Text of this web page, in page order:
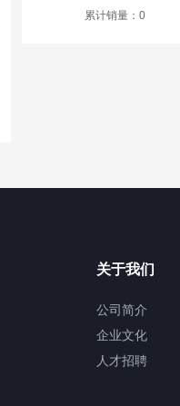
累计销量：0
关于我们
公司简介
企业文化
人才招聘